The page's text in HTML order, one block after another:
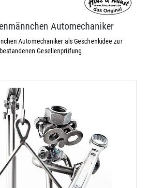
Automechaniker
Automechaniker als Geschenkidee zur
bestandenen Gesellenprüfung